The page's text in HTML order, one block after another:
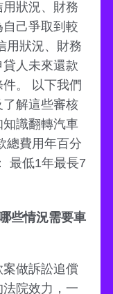
狀況、財務
己爭取到較
用狀況、財務
人未來還款
。 以下我們
解這些審核
識翻轉汽車
總費用年百分
最低1年最長7
些情況需要車
做訴訟追償
院效力，一